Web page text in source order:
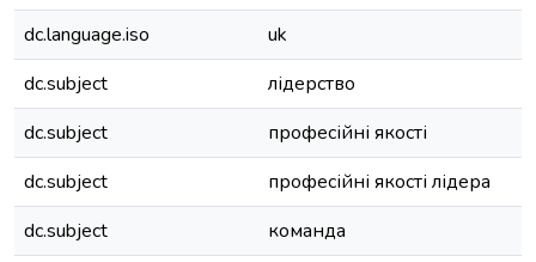
dc.language.iso
uk
dc.subject
лідерство
dc.subject
професійні якості
dc.subject
професійні якості лідера
dc.subject
команда